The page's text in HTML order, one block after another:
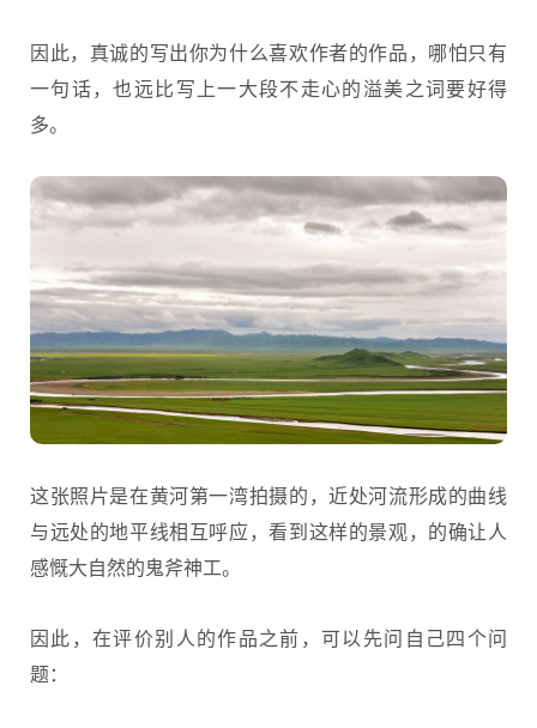
因此，真诚的写出你为什么喜欢作者的作品，哪怕只有
一句话，也远比写上一大段不走心的溢美之词要好得
多。
这张照片是在黄河第一湾拍摄的，近处河流形成的曲线
与远处的地平线相互呼应，看到这样的景观，的确让人
感慨大自然的鬼斧神工。
因此，在评价别人的作品之前，可以先问自己四个问
题：